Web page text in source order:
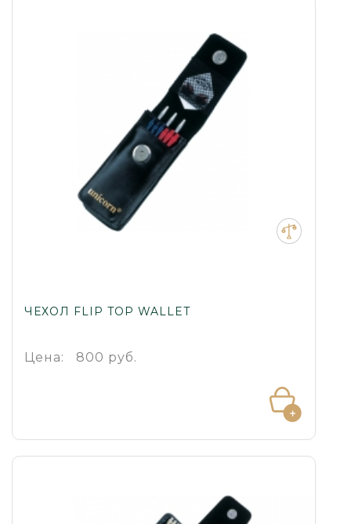
ЧЕХОЛ FLIP TOP WALLET
Цена: 800 руб.